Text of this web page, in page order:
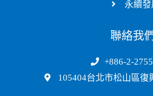
永續發
聯絡我
+886-2-
105404台北市松山區復